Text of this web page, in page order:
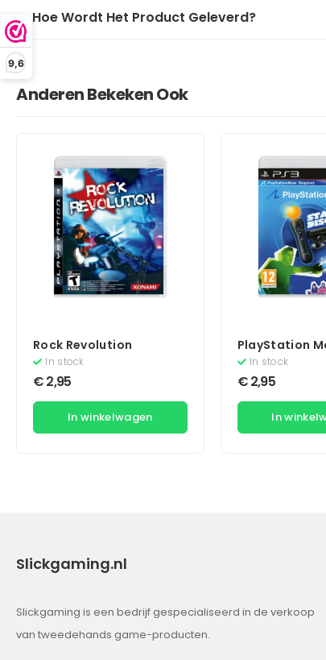
9,6
Hoe Wordt Het Product Geleverd?
Anderen Bekeken Ook
Rock Revolution
In stock
€2,95
In winkelwagen
PlayStation
Starter Disc
Boekje) (Move)
In stock
€2,95
In
Slickgaming.nl
Slickgaming is een bedrijf gespecialiseerd in de verkoop
van tweedehands game-producten.